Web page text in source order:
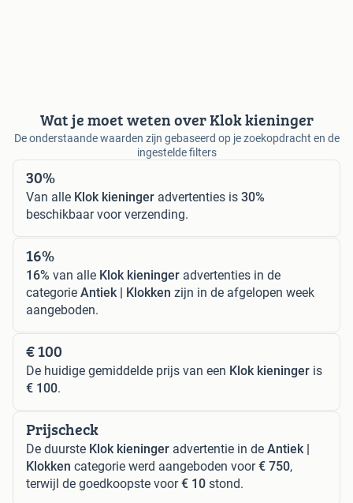
Wat je moet weten over Klok kieninger
De onderstaande waarden zijn gebaseerd op je zoekopdracht en de
ingestelde filters
30%
Van alle Klok kieninger advertenties is 30%
beschikbaar voor verzending.
16%
16% van alle Klok kieninger advertenties in de
categorie Antiek | Klokken zijn in de afgelopen week
aangeboden.
€ 100
De huidige gemiddelde prijs van een Klok kieninger is
€ 100.
Prijscheck
De duurste Klok kieninger advertentie in de Antiek |
Klokken categorie werd aangeboden voor€ 750,
terwijl de goedkoopste voor€ 10 stond.